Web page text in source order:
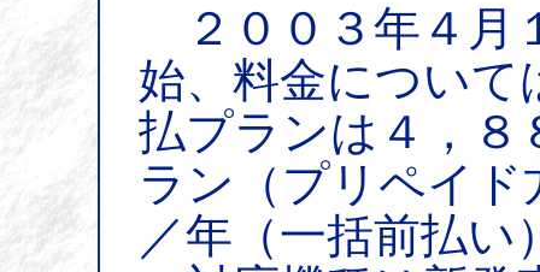
２００３年４月
始、料金について
払プランは４，８
ラン（プリペイ
／年（一括前払い